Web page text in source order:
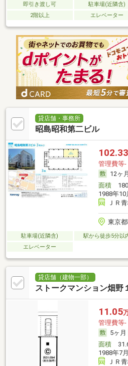
即引き渡し可 駐車場(近隣含)
2階以上
エレベーター
貸店舗・事務所
昭島昭和第二ビル
102.33
管理費等-
12ヶ月
面積
1988年
ＪＲ
東京
駐車場(近隣含) 駅から徒歩5分以
エレベーター
貸店舗（建物一部）
ストークマンション畑野
11.05
管理費等-
5ヶ月
面積
1988年7
ＪＲ